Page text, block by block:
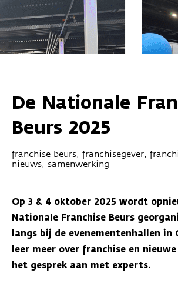
De Nationale
Beurs 2025
franchise beurs, franchisegever,
nieuws, samenwerking
Op 3 & 4 oktober 2025 wordt
Nationale Franchise Beurs
langs bij de evenementenhallen in
leer meer over franchise en
het gesprek aan met experts.